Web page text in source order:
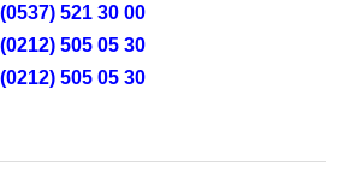
(0537) 521 30 00
(0212) 505 05 30
(0212) 505 05 30